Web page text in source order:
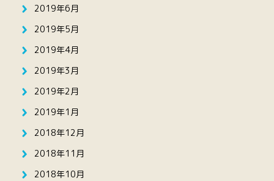
2019年6月
2019年5月
2019年4月
2019年3月
2019年2月
2019年1月
2018年12月
2018年11月
2018年10月